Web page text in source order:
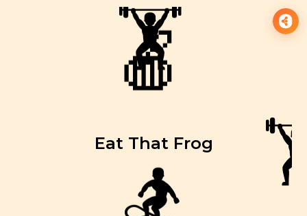
Eat That Frog
🏋️
🍎